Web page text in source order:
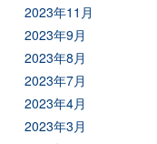
2023年11月
2023年9月
2023年8月
2023年7月
2023年4月
2023年3月